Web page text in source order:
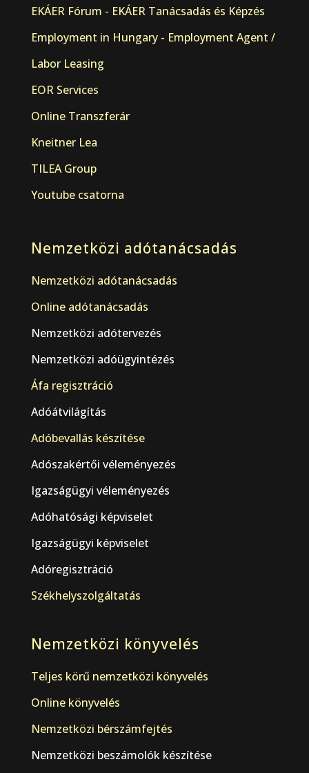
EKÁER Fórum - EKÁER Tanácsadás és Képzés
Employment in Hungary - Employment Agent /
Labor Leasing
EOR Services
Online Transzferár
Kneitner Lea
TILEA Group
Youtube csatorna
Nemzetközi adótanácsadás
Nemzetközi adótanácsadás
Online adótanácsadás
Nemzetközi adótervezés
Nemzetközi adóügyintézés
Áfa regisztráció
Adóátvilágítás
Adóbevallás készítése
Adószakértői véleményezés
Igazságügyi véleményezés
Adóhatósági képviselet
Igazságügyi képviselet
Adóregisztráció
Székhelyszolgáltatás
Nemzetközi könyvelés
Teljes körű nemzetközi könyvelés
Online könyvelés
Nemzetközi bérszámfejtés
Nemzetközi beszámolók készítése